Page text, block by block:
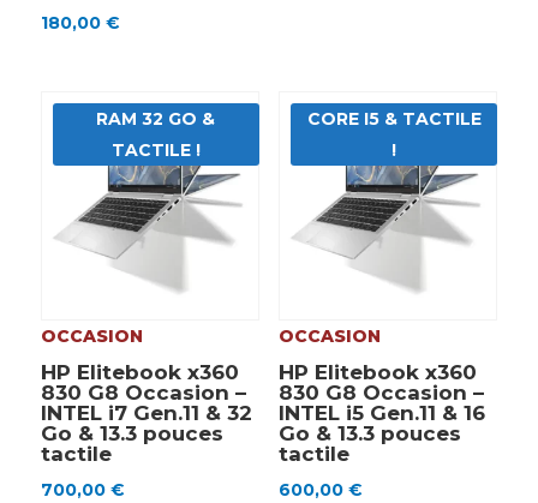
180,00 €
RAM 32 GO &
TACTILE !
OCCASION
HP Elitebook x360
830 G8 Occasion –
INTEL i7 Gen.11 & 32
Go & 13.3 pouces
tactile
700,00 €
CORE I5 & TACTILE
!
OCCASION
HP Elitebook x360
830 G8 Occasion –
INTEL i5 Gen.11 & 16
Go & 13.3 pouces
tactile
600,00 €